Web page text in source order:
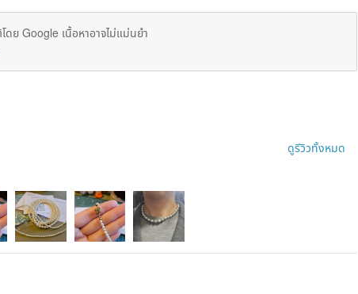
ย Google เนื้อหาอาจไม่แม่นยำ
ดูรีวิวทั้งหมด